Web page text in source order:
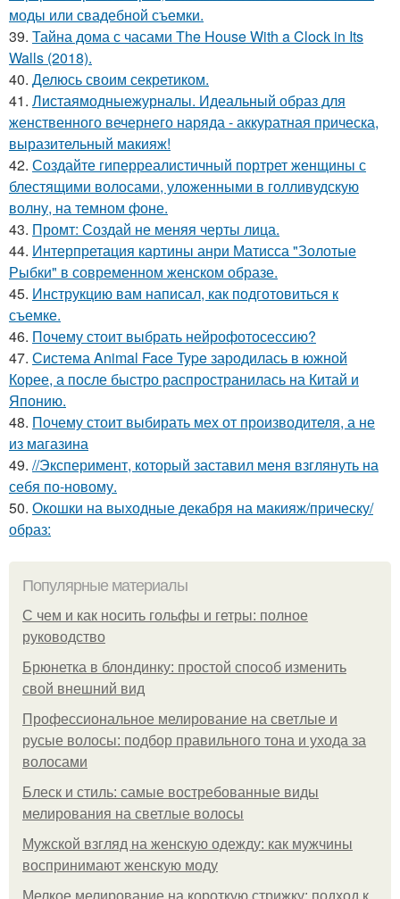
моды или свадебной съемки.
39. Тайна дома с часами The House With a Clock in Its
Walls (2018).
40. Делюсь своим секретиком.
41. Листаямодныежурналы. Идеальный образ для
женственного вечернего наряда - аккуратная прическа,
выразительный макияж!
42. Создайте гиперреалистичный портрет женщины с
блестящими волосами, уложенными в голливудскую
волну, на темном фоне.
43. Промт: Создай не меняя черты лица.
44. Интерпретация картины анри Матисса "Золотые
Рыбки" в современном женском образе.
45. Инструкцию вам написал, как подготовиться к
съемке.
46. Почему стоит выбрать нейрофотосессию?
47. Система Animal Face Type зародилась в южной
Корее, а после быстро распространилась на Китай и
Японию.
48. Почему стоит выбирать мех от производителя, а не
из магазина
49. //Эксперимент, который заставил меня взглянуть на
себя по-новому.
50. Окошки на выходные декабря на макияж/прическу/
образ:
Популярные материалы
С чем и как носить гольфы и гетры: полное
руководство
Брюнетка в блондинку: простой способ изменить
свой внешний вид
Профессиональное мелирование на светлые и
русые волосы: подбор правильного тона и ухода за
волосами
Блеск и стиль: самые востребованные виды
мелирования на светлые волосы
Мужской взгляд на женскую одежду: как мужчины
воспринимают женскую моду
Мелкое мелирование на короткую стрижку: подход к